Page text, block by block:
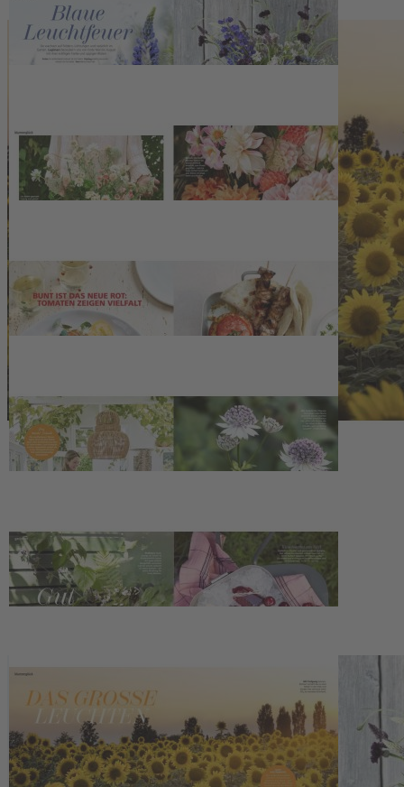
Zur Wunschliste hinzufügen
Sofort lieferbar
Lieblingsplatz: mein Garten!
Beschreibung
Living at Home und viele neue Inspirationen. Wir geben Ihnen
Tipps zum Anbauen & Ernten – vom Selbstversorgergarten über
Fermentieren bis zum Einkochen. Außerdem können Sie sich auf
Inspiration zur Gartengestaltung freuen und Sie erfahren alles über
Lupinen, Sonnenblumen und Slow Flowers. Mit köstlichen
Tomaten-Rezepten haben Sie direkt eine Verwendung für Ihr selbst
angebautes Gemüse. Wir freuen uns auf eine schöne Gartensaison
mit Ihnen!
Kontakt
Deutsche Medien-Manufaktur GmbH & Co. KG
Telefon: +49 (0) 2501 801-6161
Montag–Freitag 8:00–20:00 Uhr
Samstag 8:00–13:00 Uhr
>>> Zum Kontaktformular
Zahlungsmöglichkeiten